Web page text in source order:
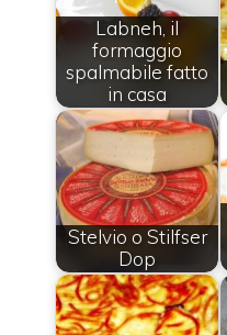
Labneh, il
formaggio
spalmabile fatto
in casa
Stelvio o Stilfser
Dop